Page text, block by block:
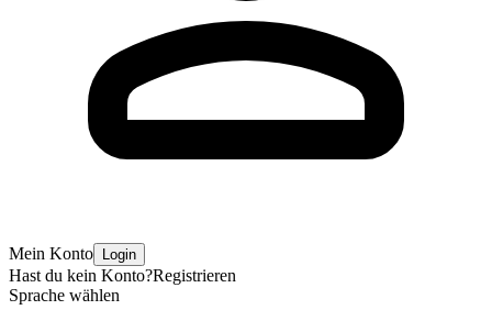
Mein Konto Login
Hast du kein Konto?Registrieren
Sprache wählen